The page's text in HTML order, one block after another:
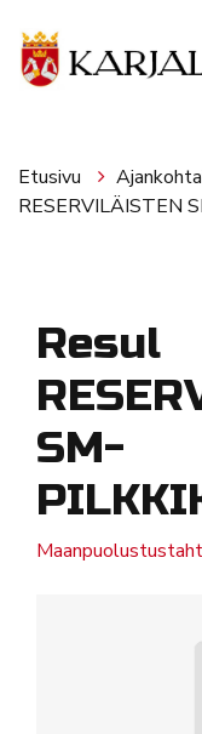
Etusivu
RESERVILÄISTEN
Resul
SM-